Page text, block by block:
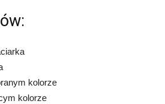
kolorze
kolorze